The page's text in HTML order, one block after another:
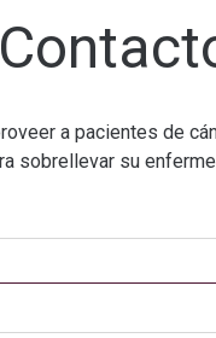
a pacientes de
sobrellevar su